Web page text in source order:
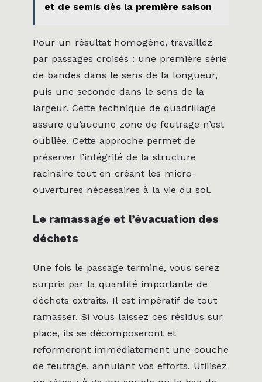
et de semis dès la première saison
Pour un résultat homogène, travaillez
par passages croisés : une première série
de bandes dans le sens de la longueur,
puis une seconde dans le sens de la
largeur. Cette technique de quadrillage
assure qu’aucune zone de feutrage n’est
oubliée. Cette approche permet de
préserver l’intégrité de la structure
racinaire tout en créant les micro-
ouvertures nécessaires à la vie du sol.
Le ramassage et l’évacuation des
déchets
Une fois le passage terminé, vous serez
surpris par la quantité importante de
déchets extraits. Il est impératif de tout
ramasser. Si vous laissez ces résidus sur
place, ils se décomposeront et
reformeront immédiatement une couche
de feutrage, annulant vos efforts. Utilisez